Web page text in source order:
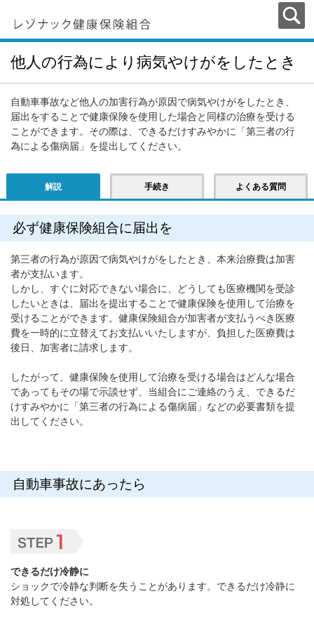
他人の行為により病気やけがをしたとき
自動車事故など他人の加害行為が原因で病気やけがをしたとき、
届出をすることで健康保険を使用した場合と同様の治療を受ける
ことができます。その際は、できるだけすみやかに「第三者の行
為による傷病届」を提出してください。
解説 手続き よくある質問
必ず健康保険組合に届出を
第三者の行為が原因で病気やけがをしたとき、本来治療費は加害
者が支払います。
しかし、すぐに対応できない場合に、どうしても医療機関を受診
したいときは、届出を提出することで健康保険を使用して治療を
受けることができます。健康保険組合が加害者が支払うべき医療
費を一時的に立替えてお支払いいたしますが、負担した医療費は
後日、加害者に請求します。
したがって、健康保険を使用して治療を受ける場合はどんな場合
であってもその場で示談せず、当組合にご連絡のうえ、できるだ
けすみやかに「第三者の行為による傷病届」などの必要書類を提
出してください。
自動車事故にあったら
できるだけ冷静に
ショックで冷静な判断を失うことがあります。できるだけ冷静に
対処してください。